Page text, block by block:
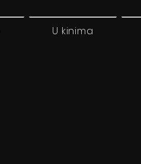
U kinima